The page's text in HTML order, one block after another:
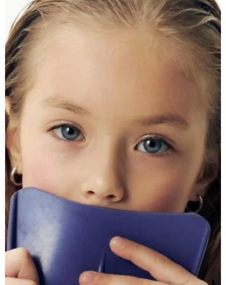
Подпишитесь на наши
новости и получите скидку
10%!
ВАШЕ ИМЯ
Я ОЗНАКОМИЛСЯ С
КОНФИДЕНЦИАЛЬНОСТИИ СОГЛАСЕН НА
ОБРАБОТКУ ПЕРСОНАЛЬНЫХ ДАННЫХ.